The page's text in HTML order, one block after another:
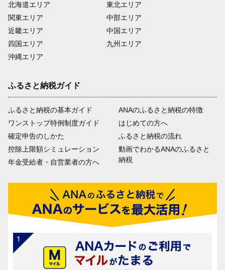
北海道エリア
関東エリア
近畿エリア
四国エリア
沖縄エリア
東北エリア
中部エリア
中国エリア
九州エリア
ふるさと納税ガイド
ふるさと納税の基本ガイド
ワンストップ特例制度ガイド
確定申告のしかた
控除上限額シミュレーション
年金受給者・自営業者の方へ
ANAのふるさと納税の特徴
はじめての方へ
ふるさと納税の流れ
動画でわかるANAのふるさと
納税